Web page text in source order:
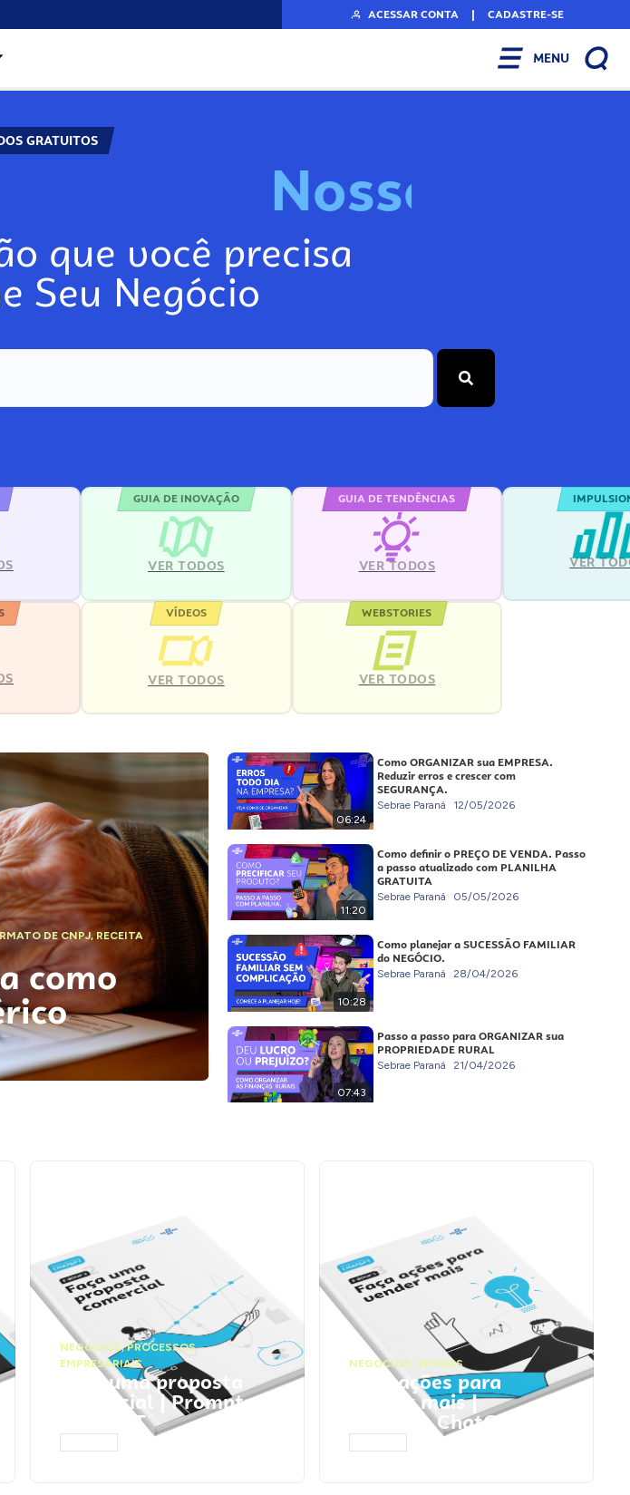
ACESSAR CONTA | CADASTRE-SE
MENU
GRATUITOS
Nosso
que você precisa
Seu Negócio
GUIA DE INOVAÇÃO
VER TODOS
GUIA DE TENDÊNCIAS
VER TODOS VER
VÍDEOS
VER TODOS
WEBSTORIES
VER TODOS
DE CNPJ,RECEITA
como
06:24
Como ORGANIZAR sua EMPRESA.
Reduzir erros e crescer com
SEGURANÇA.
Sebrae Paraná 12/05/2026
11:20
Como definir o PREÇO DE VENDA. Passo
a passo atualizado com PLANILHA
GRATUITA
Sebrae Paraná 05/05/2026
10:28
Como planejar a SUCESSÃO FAMILIAR
do NEGÓCIO.
Sebrae Paraná 28/04/2026
07:43
Passo a passo para ORGANIZAR sua
PROPRIEDADE RURAL
Sebrae Paraná 21/04/2026
NEGÓCIOS,PROCESSOS
EMPRESARIAIS
Faça uma proposta
comercial | Prompts
ChatGPT
NEGÓCIOS, VENDAS
Faça ações para
vender mais |
Prompts ChatGPT